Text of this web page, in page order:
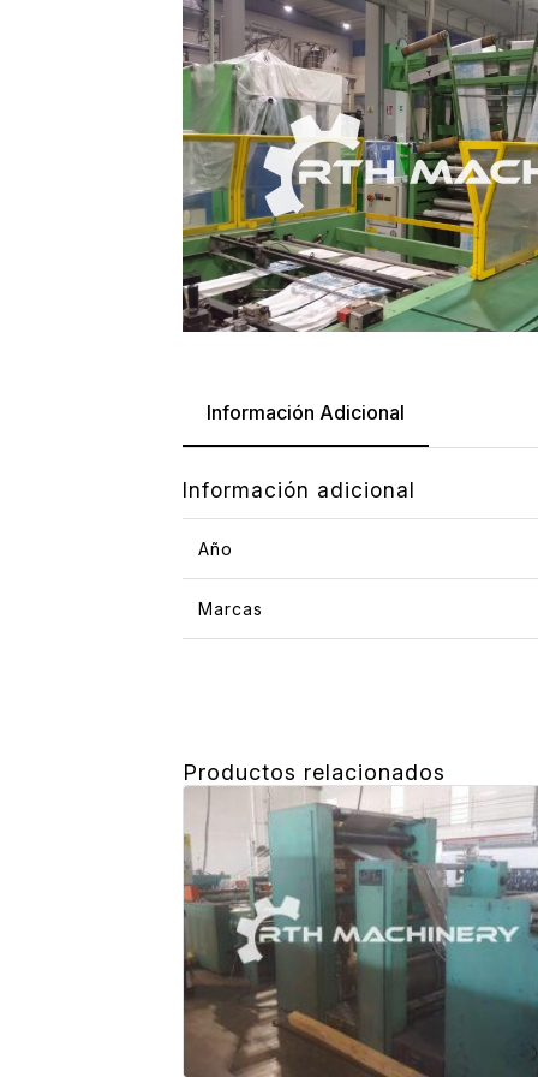
Información Adicional
Información adicional
Año
Marcas
Productos relacionados